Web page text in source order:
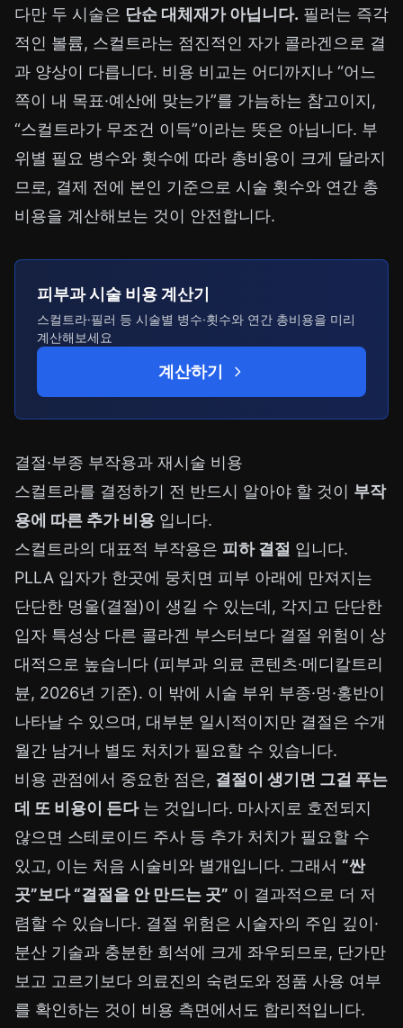
다만 두 시술은 단순 대체재가 아닙니다. 필러는 즉각
적인 볼륨, 스컬트라는 점진적인 자가 콜라겐으로 결
과 양상이 다릅니다. 비용 비교는 어디까지나 “어느
쪽이 내 목표·예산에 맞는가”를 가늠하는 참고이지,
“스컬트라가 무조건 이득”이라는 뜻은 아닙니다. 부
위별 필요 병수와 횟수에 따라 총비용이 크게 달라지
므로, 결제 전에 본인 기준으로 시술 횟수와 연간 총
비용을 계산해보는 것이 안전합니다.
피부과 시술 비용 계산기
스컬트라·필러 등 시술별 병수·횟수와 연간 총비용을 미리
계산해보세요
계산하기
결절·부종 부작용과 재시술 비용
스컬트라를 결정하기 전 반드시 알아야 할 것이 부작
용에 따른 추가 비용 입니다.
스컬트라의 대표적 부작용은 피하 결절 입니다.
PLLA 입자가 한곳에 뭉치면 피부 아래에 만져지는
단단한 멍울(결절)이 생길 수 있는데, 각지고 단단한
입자 특성상 다른 콜라겐 부스터보다 결절 위험이 상
대적으로 높습니다 (피부과 의료 콘텐츠·메디칼트리
뷴, 2026년 기준). 이 밖에 시술 부위 부종·멍·홍반이
나타날 수 있으며, 대부분 일시적이지만 결절은 수개
월간 남거나 별도 처치가 필요할 수 있습니다.
비용 관점에서 중요한 점은, 결절이 생기면 그걸 푸는
데 또 비용이 든다는 것입니다. 마사지로 호전되지
않으면 스테로이드 주사 등 추가 처치가 필요할 수
있고, 이는 처음 시술비와 별개입니다. 그래서 “싼
곳”보다 “결절을 안 만드는 곳” 이 결과적으로 더 저
렴할 수 있습니다. 결절 위험은 시술자의 주입 깊이·
분산 기술과 충분한 희석에 크게 좌우되므로, 단가만
보고 고르기보다 의료진의 숙련도와 정품 사용 여부
를 확인하는 것이 비용 측면에서도 합리적입니다.